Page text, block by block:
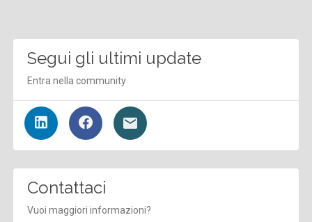
Segui gli ultimi update
Entra nella community
Contattaci
Vuoi maggiori informazioni?